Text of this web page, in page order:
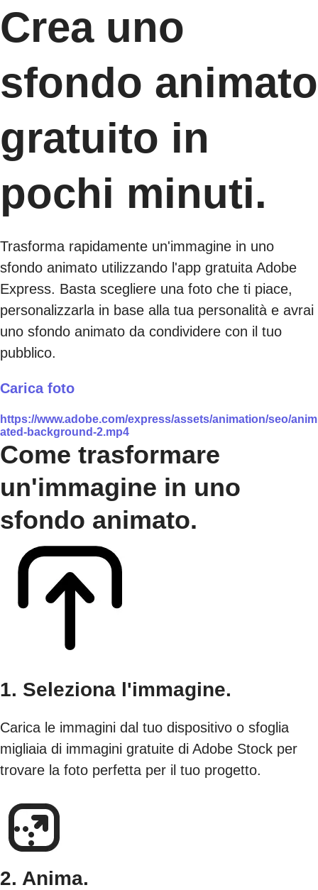
Crea uno
sfondo animato
gratuito in
pochi minuti.
Trasforma rapidamente un'immagine in uno
sfondo animato utilizzando l'app gratuita Adobe
Express. Basta scegliere una foto che ti piace,
personalizzarla in base alla tua personalità e avrai
uno sfondo animato da condividere con il tuo
pubblico.
Carica foto
https://www.adobe.com/express/assets/animation/seo/anim
ated-background-2.mp4
Come trasformare
un'immagine in uno
sfondo animato.
1. Seleziona l'immagine.
Carica le immagini dal tuo dispositivo o sfoglia
migliaia di immagini gratuite di Adobe Stock per
trovare la foto perfetta per il tuo progetto.
2. Anima.